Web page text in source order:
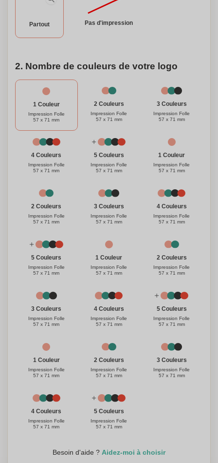
savoureux mais aussi un excellent support de
communication personnalisable.
Partout Pas d'impression
2. Nombre de couleurs de votre logo
1 Couleur
Impression Folle
57 x 71 mm
2 Couleurs
Impression Folle
57 x 71 mm
3 Couleurs
Impression Folle
57 x 71 mm
4 Couleurs
Impression Folle
57 x 71 mm
5 Couleurs
Impression Folle
57 x 71 mm
1 Couleur
Impression Folle
57 x 71 mm
2 Couleurs
Impression Folle
57 x 71 mm
3 Couleurs
Impression Folle
57 x 71 mm
4 Couleurs
Impression Folle
57 x 71 mm
5 Couleurs
Impression Folle
57 x 71 mm
1 Couleur
Impression Folle
57 x 71 mm
2 Couleurs
Impression Folle
57 x 71 mm
3 Couleurs
Impression Folle
57 x 71 mm
4 Couleurs
Impression Folle
57 x 71 mm
5 Couleurs
Impression Folle
57 x 71 mm
1 Couleur
Impression Folle
57 x 71 mm
2 Couleurs
Impression Folle
57 x 71 mm
3 Couleurs
Impression Folle
57 x 71 mm
4 Couleurs
Impression Folle
57 x 71 mm
5 Couleurs
Impression Folle
57 x 71 mm
Besoin d'aide ? Aidez-moi à choisir